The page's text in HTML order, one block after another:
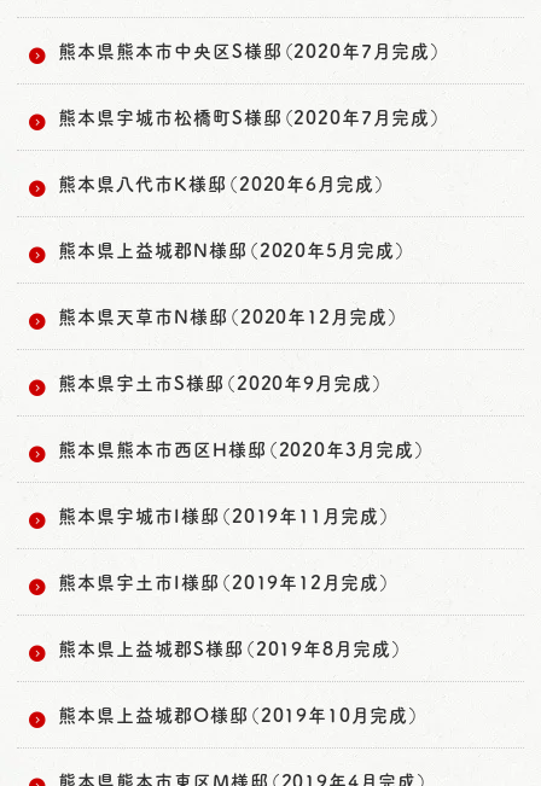
熊本県熊本市中央区S様邸（2020年7月完成）
熊本県宇城市松橋町S様邸（2020年7月完成）
熊本県八代市K様邸（2020年6月完成）
熊本県上益城郡N様邸（2020年5月完成）
熊本県天草市N様邸（2020年12月完成）
熊本県宇土市S様邸（2020年9月完成）
熊本県熊本市西区H様邸（2020年3月完成）
熊本県宇城市I様邸（2019年11月完成）
熊本県宇土市I様邸（2019年12月完成）
熊本県上益城郡S様邸（2019年8月完成）
熊本県上益城郡O様邸（2019年10月完成）